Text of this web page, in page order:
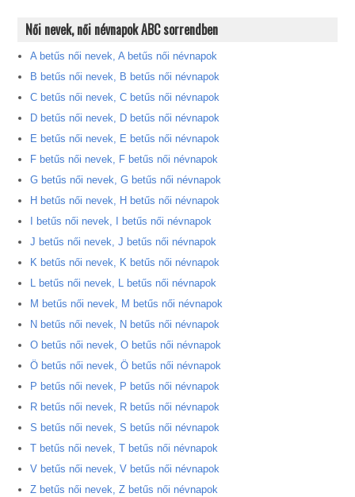
Női nevek, női névnapok ABC sorrendben
A betűs női nevek, A betűs női névnapok
B betűs női nevek, B betűs női névnapok
C betűs női nevek, C betűs női névnapok
D betűs női nevek, D betűs női névnapok
E betűs női nevek, E betűs női névnapok
F betűs női nevek, F betűs női névnapok
G betűs női nevek, G betűs női névnapok
H betűs női nevek, H betűs női névnapok
I betűs női nevek, I betűs női névnapok
J betűs női nevek, J betűs női névnapok
K betűs női nevek, K betűs női névnapok
L betűs női nevek, L betűs női névnapok
M betűs női nevek, M betűs női névnapok
N betűs női nevek, N betűs női névnapok
O betűs női nevek, O betűs női névnapok
Ö betűs női nevek, Ö betűs női névnapok
P betűs női nevek, P betűs női névnapok
R betűs női nevek, R betűs női névnapok
S betűs női nevek, S betűs női névnapok
T betűs női nevek, T betűs női névnapok
V betűs női nevek, V betűs női névnapok
Z betűs női nevek, Z betűs női névnapok